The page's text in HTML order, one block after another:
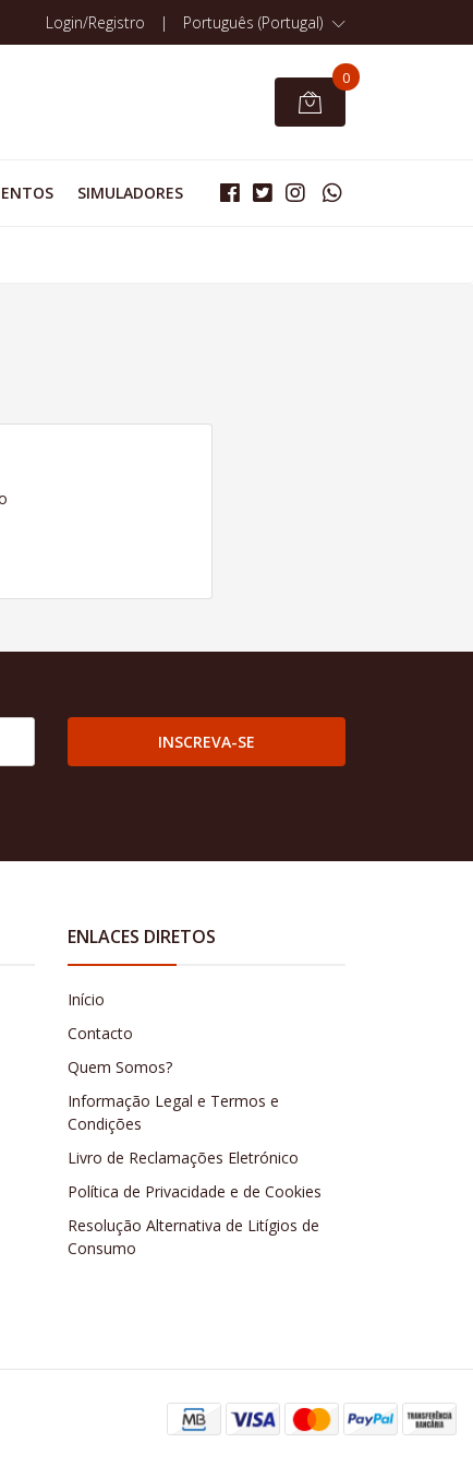
Login/Registro | Português (Portugal)
0
SIMULADORES
INSCREVA-SE
ENLACES DIRETOS
Início
Contacto
Quem Somos?
Informação Legal e Termos e
Condições
Livro de Reclamações Eletrónico
Política de Privacidade e de Cookies
Resolução Alternativa de Litígios de
Consumo